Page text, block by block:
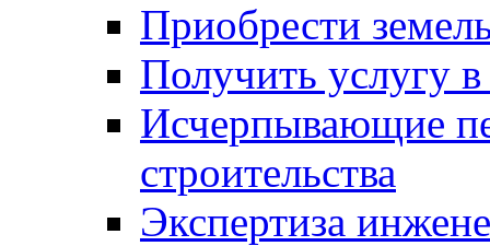
Приобрести
Получить услугу в
Исчерпывающие
строительства
Экспертиза